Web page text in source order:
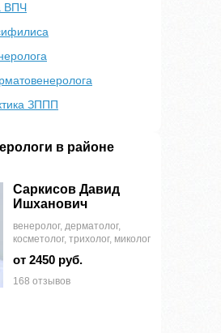
ВПЧ
ЗППП
в районе
Саркисов Давид
Ишханович
венеролог, дерматолог,
косметолог, трихолог, миколог
от 2450 руб.
168 отзывов